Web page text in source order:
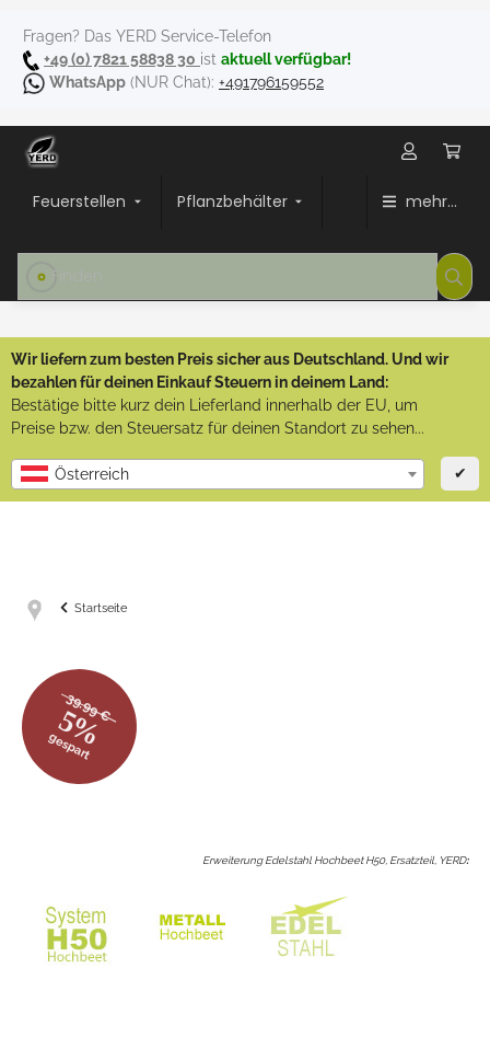
Fragen? Das YERD Service-Telefon
+49 (0) 7821 58838 30 ist aktuell verfügbar!
WhatsApp (NUR Chat): +491796159552
Feuerstellen Pflanzbehälter mehr...
Wir liefern zum besten Preis sicher aus Deutschland. Und wir
bezahlen für deinen Einkauf Steuern in deinem Land:
Bestätige bitte kurz dein Lieferland innerhalb der EU, um
Preise bzw. den Steuersatz für deinen Standort zu sehen...
Österreich ✔
Startseite
39.99 €
5%
gespart
Erweiterung Edelstahl Hochbeet H50, Ersatzteil, YERD: